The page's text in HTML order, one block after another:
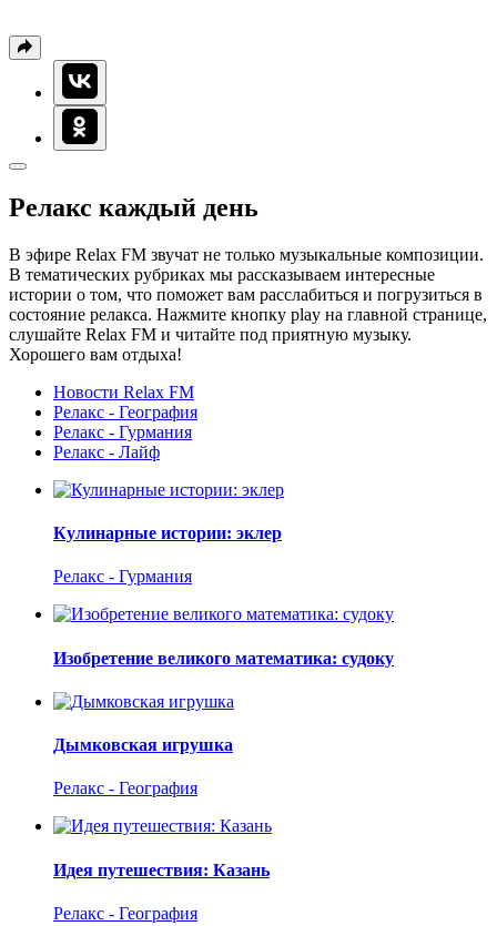
Релакс каждый день
В эфире Relax FM звучат не только музыкальные композиции.
В тематических рубриках мы рассказываем интересные
истории о том, что поможет вам расслабиться и погрузиться в
состояние релакса. Нажмите кнопку play на главной странице,
слушайте Relax FM и читайте под приятную музыку.
Хорошего вам отдыха!
Новости Relax FM
Релакс - География
Релакс - Гурмания
Релакс - Лайф
Кулинарные истории: эклер
Релакс - Гурмания
Изобретение великого математика: судоку
Дымковская игрушка
Релакс - География
Идея путешествия: Казань
Релакс - География